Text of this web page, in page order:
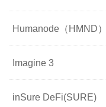
Humanode（HMND）
Imagine 3
inSure DeFi(SURE)